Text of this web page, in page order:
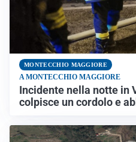
MONTECCHIO MAGGIORE
A MONTECCHIO MAGGIORE
Incidente nella notte in
colpisce un cordolo e